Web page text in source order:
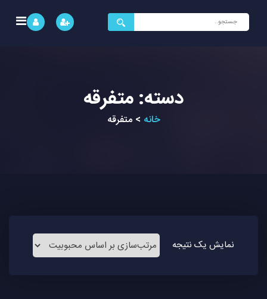
جستجو
برای:
دسته: متفرقه
خانه > متفرقه
نمایش یک نتیجه